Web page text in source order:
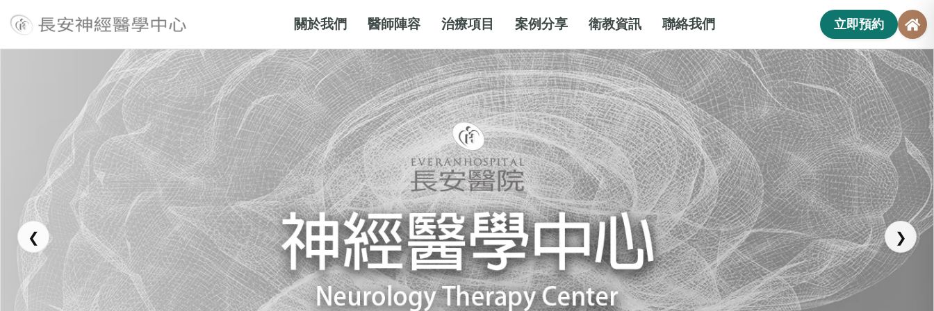
關於我們 醫師陣容 治療項目 案例分享 衛教資訊 聯絡我們 立即預約
長安醫院神經醫學中心
❮ ❯